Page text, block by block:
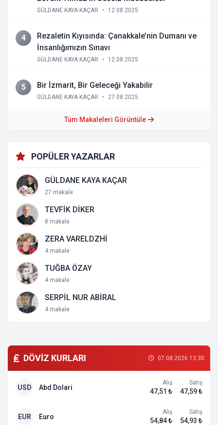
GÜLDANE KAYA KAÇAR • 12.08.2025
4
Rezaletin Kıyısında: Çanakkale’nin Dumanı ve
İnsanlığımızın Sınavı
GÜLDANE KAYA KAÇAR • 12.08.2025
5 Bir İzmarit, Bir Geleceği Yakabilir
GÜLDANE KAYA KAÇAR • 27.08.2025
Tüm Makaleleri Görüntüle
POPÜLER YAZARLAR
GÜLDANE KAYA KAÇAR
27 makale
TEVFİK DİKER
8 makale
ZERA VARELDZHİ
4 makale
TUĞBA ÖZAY
4 makale
SERPİL NUR ABİRAL
4 makale
DÖVİZ KURLARI 07.08.2026 13:30
USD Abd Dolari
Alış
47,51 ₺
Satış
47,59 ₺
EUR Euro
Alış
54,84 ₺
Satış
54,93 ₺